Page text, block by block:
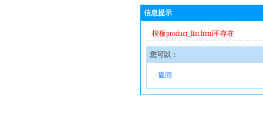
信息提示
·模板product_list.html不存在
您可以：
·返回